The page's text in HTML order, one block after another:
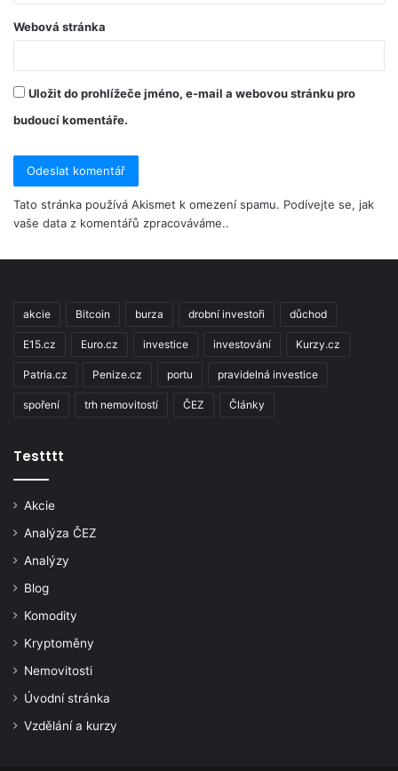
Webová stránka
Uložit do prohlížeče jméno, e-mail a webovou stránku pro
budoucí komentáře.
Tato stránka používá Akismet k omezení spamu. Podívejte se, jak
vaše data z komentářů zpracováváme..
akcie Bitcoin burza drobní investoři důchod
E15.cz Euro.cz investice investování Kurzy.cz
Patria.cz Penize.cz portu pravidelná investice
spoření trh nemovitostí ČEZ Články
Testttt
Akcie
Analýza ČEZ
Analýzy
Blog
Komodity
Kryptoměny
Nemovitosti
Úvodní stránka
Vzdělání a kurzy